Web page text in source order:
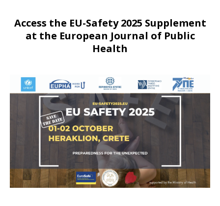
Access the EU-Safety 2025 Supplement
at the European Journal of Public
Health